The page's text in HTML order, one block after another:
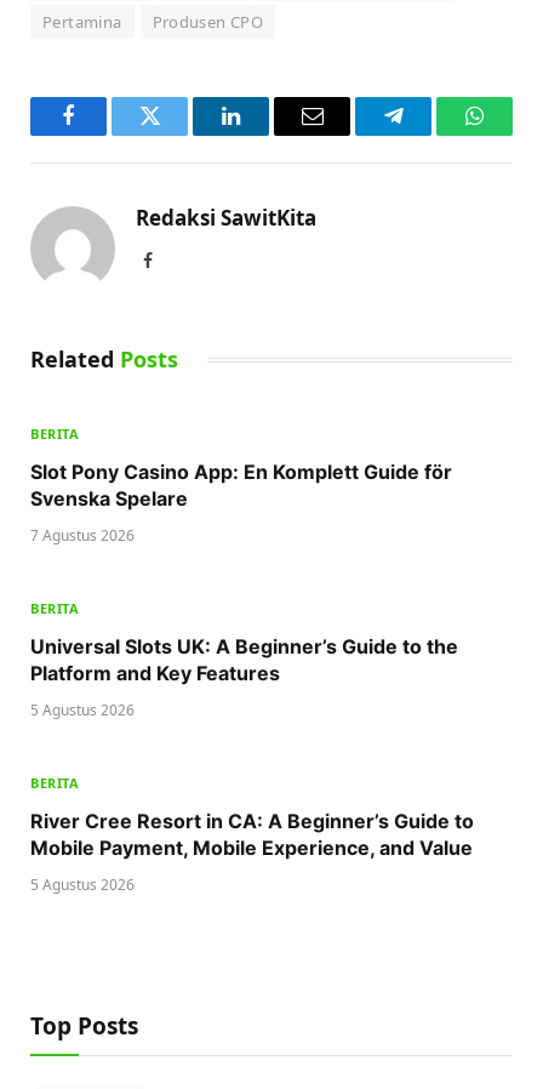
Pertamina
Produsen CPO
FacebookTwitter LinkedInEmail Telegram
Redaksi SawitKita
Facebook
Related Posts
BERITA
Slot Pony Casino App: En Komplett Guide för
Svenska Spelare
7 Agustus 2026
BERITA
Universal Slots UK: A Beginner’s Guide to the
Platform and Key Features
5 Agustus 2026
BERITA
River Cree Resort in CA: A Beginner’s Guide to
Mobile Payment, Mobile Experience, and Value
5 Agustus 2026
Top Posts